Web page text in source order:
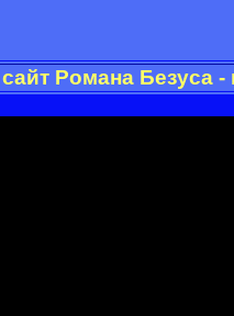
Романа Безуса -